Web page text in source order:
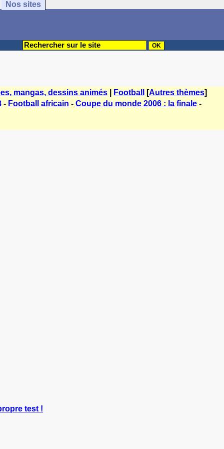
Nos sites
mangas, dessins animés Football [Autres thèmes]
- Football africain - Coupe du monde 2006 : la finale -
test !